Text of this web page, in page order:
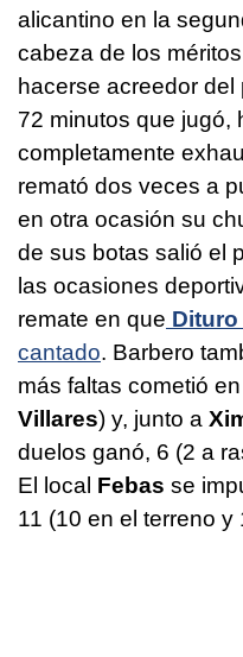
alicantino en la
cabeza de los
hacerse acreedor
72 minutos que jugó,
completamente
remató dos veces a
en otra ocasión su
de sus botas salió el
las ocasiones
remate en que Dituro
cantado. Barbero
más faltas cometió
Villares) y, junto a
duelos ganó, 6 (2 a
El local Febas se
11 (10 en el terreno y